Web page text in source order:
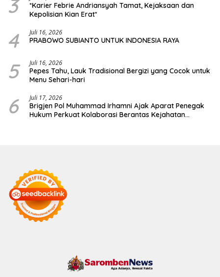
3
*Karier Febrie Andriansyah Tamat, Kejaksaan dan
Kepolisian Kian Erat*
4 Juli 16, 2026
PRABOWO SUBIANTO UNTUK INDONESIA RAYA
5 Juli 16, 2026
Pepes Tahu, Lauk Tradisional Bergizi yang Cocok untuk
Menu Sehari-hari
6 Juli 17, 2026
Brigjen Pol Muhammad Irhamni Ajak Aparat Penegak
Hukum Perkuat Kolaborasi Berantas Kejahatan